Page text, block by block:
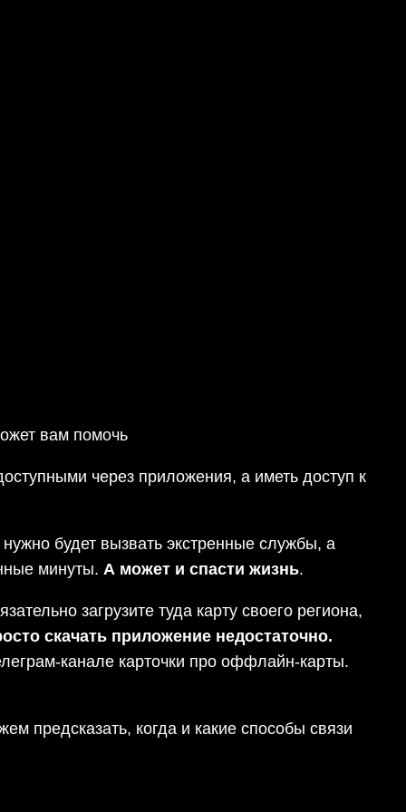
вам помочь
через приложения, а иметь доступ к
будет вызвать экстренные службы, а
минуты. А может и спасти жизнь.
загрузите туда карту своего региона,
скачать приложение недостаточно.
канале карточки про оффлайн-карты.
предсказать, когда и какие способы связи